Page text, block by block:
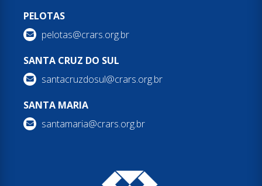
PELOTAS
pelotas@crars.org.br
SANTA CRUZ DO SUL
santacruzdosul@crars.org.br
SANTA MARIA
santamaria@crars.org.br